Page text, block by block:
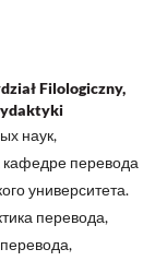
Filologiczny,
наук,
кафедре перевода
университета.
перевода,